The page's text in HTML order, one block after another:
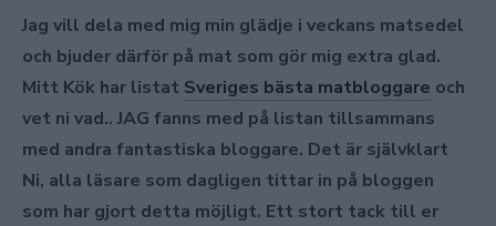
Jag vill dela med mig min glädje i veckans matsedel
och bjuder därför på mat som gör mig extra glad.
Mitt Kök har listat Sveriges bästa matbloggare och
vet ni vad.. JAG fanns med på listan tillsammans
med andra fantastiska bloggare. Det är självklart
Ni, alla läsare som dagligen tittar in på bloggen
som har gjort detta möjligt. Ett stort tack till er